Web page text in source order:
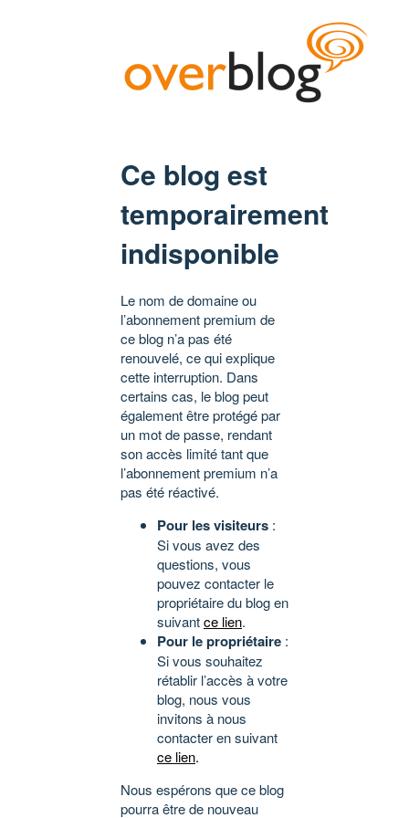
Ce blog est
temporairement
indisponible
Le nom de domaine ou
l’abonnement premium de
ce blog n’a pas été
renouvelé, ce qui explique
cette interruption. Dans
certains cas, le blog peut
également être protégé par
un mot de passe, rendant
son accès limité tant que
l’abonnement premium n’a
pas été réactivé.
Pour les visiteurs :
Si vous avez des
questions, vous
pouvez contacter le
propriétaire du blog en
suivantce lien.
Pour le propriétaire :
Si vous souhaitez
rétablir l’accès à votre
blog, nous vous
invitons à nous
contacter en suivant
ce lien.
Nous espérons que ce blog
pourra être de nouveau